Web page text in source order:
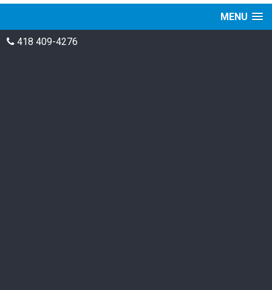
MENU
418 409-4276